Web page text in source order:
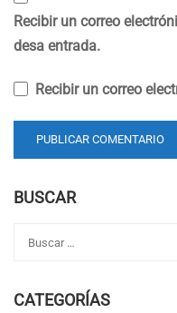
Recibir un correo
desa entrada.
Recibir un correo
BUSCAR
CATEGORÍAS